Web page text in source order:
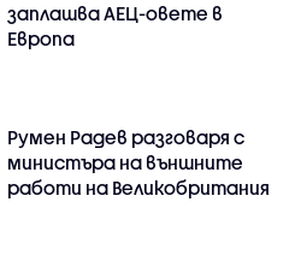
заплашва АЕЦ-овете в
Европа
Румен Радев разговаря с
министъра на външните
работи на Великобритания